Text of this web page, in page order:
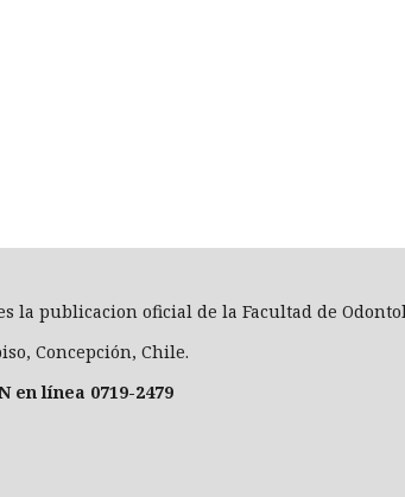
la publicacion oficial de la Facultad de
Concepción, Chile.
en línea 0719-2479